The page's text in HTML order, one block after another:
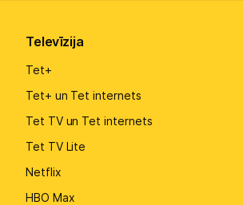
Televīzija
Tet+
Tet+ un Tet internets
Tet TV un Tet internets
Tet TV Lite
Netflix
HBO Max